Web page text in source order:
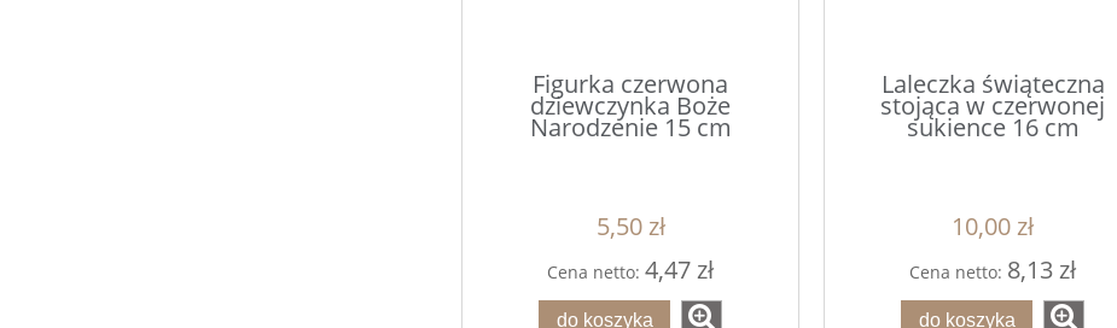
Figurka czerwona
dziewczynka Boże
Narodzenie 15 cm
5,50 zł
Cena netto: 4,47 zł
do koszyka
Laleczka świąteczna
stojąca w czerwonej
sukience 16 cm
10,00 zł
Cena netto: 8,13 zł
do koszyka